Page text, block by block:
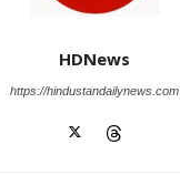
HDNews
https://hindustandailynews.com